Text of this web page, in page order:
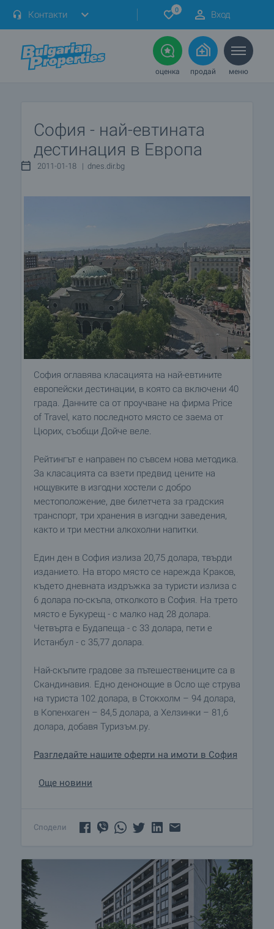
Контакти 0 Вход
оценка продай меню
София - най-евтината
дестинация в Европа
2011-01-18 | dnes.dir.bg
София оглавява класацията на най-евтините
европейски дестинации, в която са включени 40
града. Данните са от проучване на фирма Price
of Travel, като последното място се заема от
Цюрих, съобщи Дойче веле.
Рейтингът е направен по съвсем нова методика.
За класацията са взети предвид цените на
нощувките в изгодни хостели с добро
местоположение, две билетчета за градския
транспорт, три хранения в изгодни заведения,
както и три местни алкохолни напитки.
Един ден в София излиза 20,75 долара, твърди
изданието. На второ място се нарежда Краков,
където дневната издръжка за туристи излиза с
6 долара по-скъпа, отколкото в София. На трето
място е Букурещ - с малко над 28 долара.
Четвърта е Будапеща - с 33 долара, пети е
Истанбул - с 35,77 долара.
Най-скъпите градове за пътешествениците са в
Скандинавия. Едно денонощие в Осло ще струва
на туриста 102 долара, в Стокхолм – 94 долара,
в Копенхаген – 84,5 долара, а Хелзинки – 81,6
долара, добавя Туризъм.ру.
Разгледайте нашите оферти на имоти в София
Още новини
Сподели